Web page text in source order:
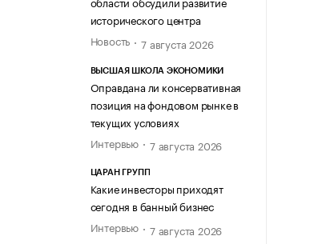
исторического центра
Новость
7 августа 2026
ВЫСШАЯ ШКОЛА ЭКОНОМИКИ
Оправдана ли консервативная
позиция на фондовом рынке в
текущих условиях
Интервью
7 августа 2026
ЦАРАН ГРУПП
Какие инвесторы приходят
сегодня в банный бизнес
Интервью
7 августа 2026